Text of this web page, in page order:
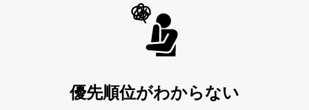
優先順位がわからない